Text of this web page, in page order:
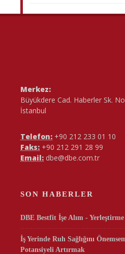
Merkez:
Büyükdere Cad. Haberler Sk.
İstanbul
Telefon: +90 212 233 01 10
Faks: +90 212 291 28 99
Email: dbe@dbe.com.tr
SON HABERLER
DBE Bestfit İşe Alım -
İş Yerinde Ruh Sağlığını
Potansiyeli Artırmak